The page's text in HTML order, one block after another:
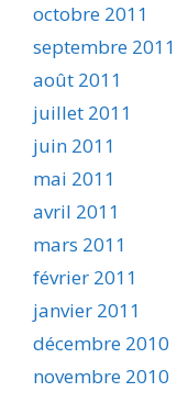
octobre 2011
septembre 2011
août 2011
juillet 2011
juin 2011
mai 2011
avril 2011
mars 2011
février 2011
janvier 2011
décembre 2010
novembre 2010